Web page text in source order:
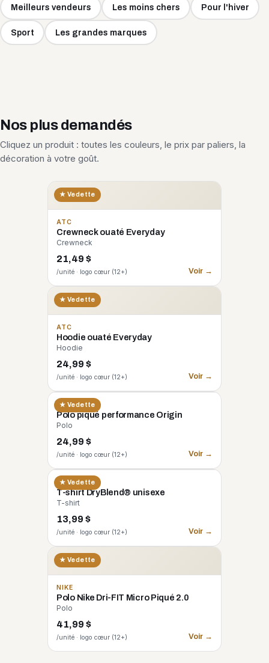
Meilleurs vendeurs Les moins chers Pour l'hiver
Sport Les grandes marques
Nos plus demandés
Cliquez un produit : toutes les couleurs, le prix par paliers, la
décoration à votre goût.
★ Vedette
ATC
Crewneck ouaté Everyday
Crewneck
21,49 $
/unité · logo cœur (12+) Voir →
★ Vedette
ATC
Hoodie ouaté Everyday
Hoodie
24,99 $
/unité · logo cœur (12+) Voir →
★ Vedette
CORE 365
Polo piqué performance Origin
Polo
24,99 $
/unité · logo cœur (12+) Voir →
★ Vedette
GILDAN
T-shirt DryBlend® unisexe
T-shirt
13,99 $
/unité · logo cœur (12+) Voir →
★ Vedette
NIKE
Polo Nike Dri-FIT Micro Piqué 2.0
Polo
41,99 $
/unité · logo cœur (12+) Voir →